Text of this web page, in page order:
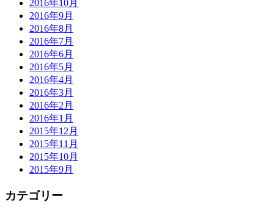
2016年10月
2016年9月
2016年8月
2016年7月
2016年6月
2016年5月
2016年4月
2016年3月
2016年2月
2016年1月
2015年12月
2015年11月
2015年10月
2015年9月
カテゴリー